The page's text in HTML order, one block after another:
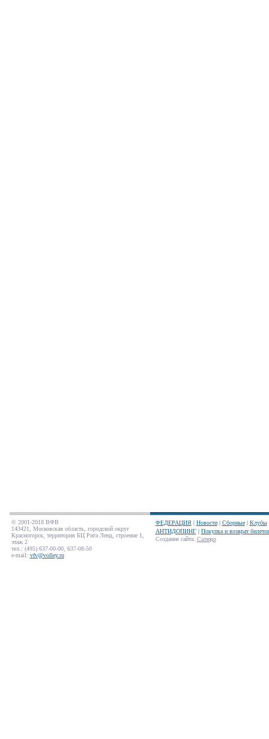
© 2001-2018 ВФВ
143421, Московская область, городской округ
Красногорск, территория БЦ Рига Ленд, строение 1,
этаж 2
тел.: (495) 637-00-00, 637-08-50
e-mail: vfv@volley.ru
ФЕДЕРАЦИЯ| Новости| Сборные| Клубы
АНТИДОПИНГ| Покупка и возврат
Создание сайта: Салюдо